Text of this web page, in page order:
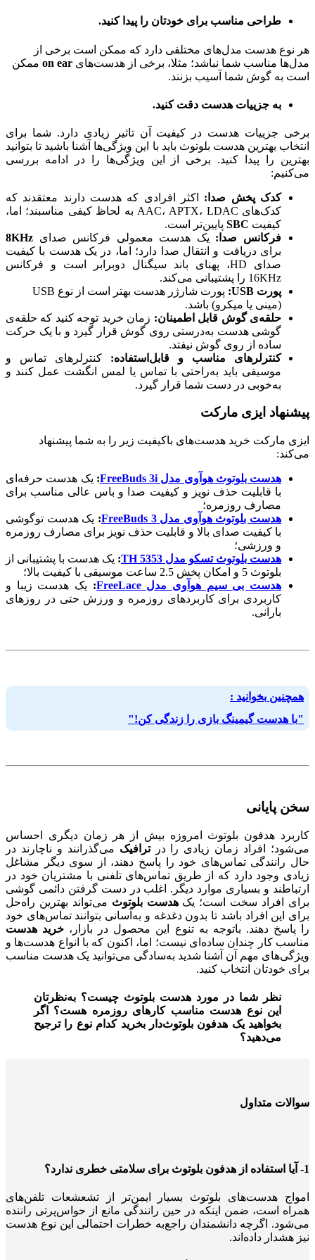
طراحی مناسب برای خودتان را پیدا کنید.
هر نوع هدست مدل‌های مختلفی دارد که ممکن است برخی از
مدل‌ها مناسب شما نباشد؛ مثلا، برخی از هدست‌های on ear ممکن
است به گوش شما آسیب بزنند.
به جزییات هدست دقت کنید.
برخی جزییات هدست در کیفیت آن تاثیر زیادی دارد. شما برای
انتخاب بهترین هدست بلوتوث باید با این ویژگی‌ها آشنا باشید تا بتوانید
بهترین را پیدا کنید. برخی از این ویژگی‌ها را در ادامه بررسی
می‌کنیم:
کدک پخش صدا: اکثر افرادی که هدست دارند معتقدند که
کدک‌های AAC، APTX، LDAC به لحاظ کیفی مناسبند؛ اما،
کیفیت SBC پایین‌تر است.
فرکانس صدا: یک هدست معمولی فرکانس صدای 8KHz
برای دریافت و انتقال صدا دارد؛ اما، در یک هدست با کیفیت
صدای HD، پهنای باند سیگنال دوبرابر است و فرکانس
16KHz را پشتیبانی می‌کند.
پورت USB:
پورت شارژر هدست بهتر است از نوع USB
(مینی یا میکرو) باشد.
حلقه‌ی گوش قابل اطمینان: زمان خرید توجه کنید که حلقه‌ی
گوشی هدست به‌درستی روی گوش قرار گیرد و با یک حرکت
ساده از روی گوش نیفتد.
کنترلرهای مناسب و قابل‌استفاده: کنترلرهای تماس و
موسیقی باید به‌راحتی با تماس یا لمس انگشت عمل کنند و
به‌خوبی در دست شما قرار گیرد.
پیشنهاد ایزی مارکت
ایزی مارکت خرید هدست‌های باکیفیت زیر را به شما پیشنهاد
می‌کند:
هدست بلوتوث هوآوی مدل FreeBuds 3i : یک هدست حرفه‌ای
با قابلیت حذف نویز و کیفیت صدا و باس عالی مناسب برای
مصارف روزمره؛
هدست بلوتوث هوآوی مدل FreeBuds 3
: یک هدست توگوشی
با کیفیت صدای بالا و قابلیت حذف نویز برای مصارف روزمره
و ورزشی؛
هدست بلوتوث تسکو مدل TH 5353
: یک هدست با پشتیبانی از
بلوتوث 5 و امکان پخش 2.5 ساعت موسیقی با کیفیت بالا؛
هدست بی سیم هوآوی مدل FreeLace
: یک هدست زیبا و
کاربردی برای کاربردهای روزمره و ورزش حتی در روزهای
بارانی.
همچنین بخوانید :
"با هدست گیمینگ بازی را زندگی کن!"
سخن پایانی
کاربرد هدفون بلوتوث امروزه بیش از هر زمان دیگری احساس
می‌شود؛ افراد زمان زیادی را درترافیک می‌گذرانند و ناچارند در
حال رانندگی تماس‌های خود را پاسخ دهند، از سوی دیگر مشاغل
زیادی وجود دارد که از طریق تماس‌های تلفنی با مشتریان خود در
ارتباطند و بسیاری موارد دیگر. اغلب در دست گرفتن دائمی گوشی
برای افراد سخت است؛ یکهدست بلوتوث می‌تواند بهترین راه‌حل
برای این افراد باشد تا بدون دغدغه و به‌آسانی بتوانند تماس‌های خود
را پاسخ دهند. باتوجه به تنوع این محصول در بازار، خرید هدست
مناسب کار چندان ساده‌ای نیست؛ اما، اکنون که با انواع هدست‌ها و
ویژگی‌های مهم آن آشنا شدید به‌سادگی می‌توانید یک هدست مناسب
برای خودتان انتخاب کنید.
نظر شما در مورد هدست بلوتوث چیست؟ به‌نظرتان
این نوع هدست مناسب کارهای روزمره هست؟ اگر
بخواهید یک هدفون بلوتوث‌دار بخرید کدام نوع را ترجیح
می‌دهید؟
سوالات متداول
1- آیا استفاده از هدفون بلوتوث برای سلامتی خطری ندارد؟
امواج هدست‌های بلوتوث بسیار ایمن‌تر از تشعشعات تلفن‌های
همراه است، ضمن اینکه در حین رانندگی مانع از حواس‌پرتی راننده
می‌شود. اگرچه دانشمندان راجع‌به خطرات احتمالی این نوع هدست
نیز هشدار داده‌اند.